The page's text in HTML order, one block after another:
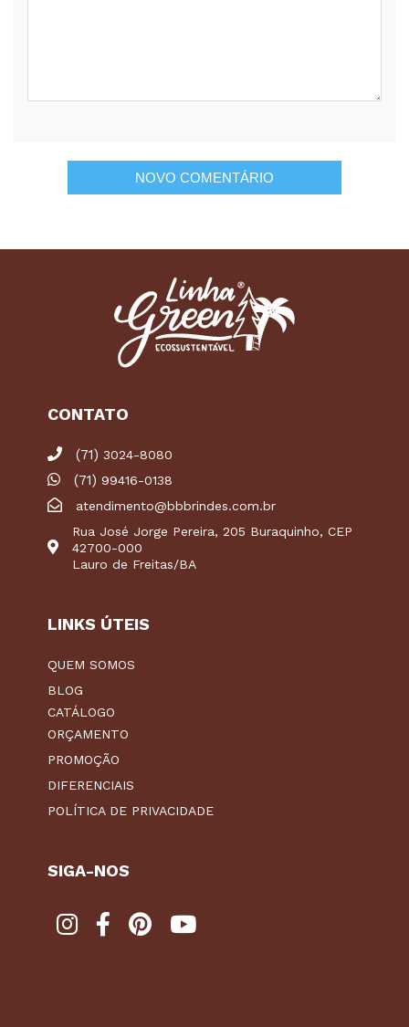
CONTATO
(71) 3024-8080
(71) 99416-0138
atendimento@bbbrindes.com.br
Rua José Jorge Pereira, 205 Buraquinho, CEP
42700-000
Lauro de Freitas/BA
LINKS ÚTEIS
QUEM SOMOS
BLOG
CATÁLOGO
ORÇAMENTO
PROMOÇÃO
DIFERENCIAIS
POLÍTICA DE PRIVACIDADE
SIGA-NOS